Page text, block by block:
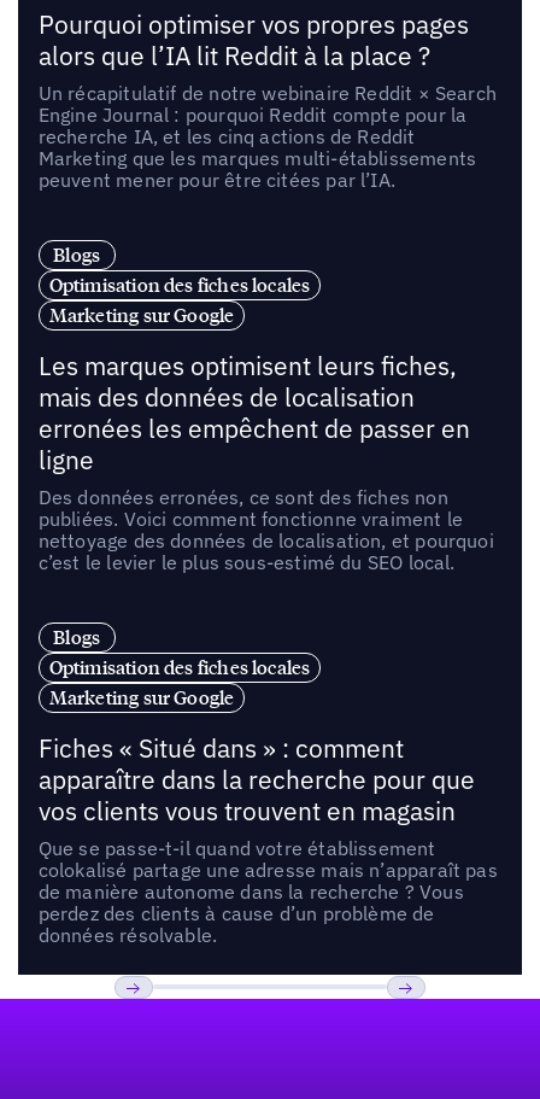
Pourquoi optimiser vos propres pages
alors que l’IA lit Reddit à la place ?
Un récapitulatif de notre webinaire Reddit × Search
Engine Journal : pourquoi Reddit compte pour la
recherche IA, et les cinq actions de Reddit
Marketing que les marques multi-établissements
peuvent mener pour être citées par l’IA.
Blogs
Optimisation des fiches locales
Marketing sur Google
Les marques optimisent leurs fiches,
mais des données de localisation
erronées les empêchent de passer en
ligne
Des données erronées, ce sont des fiches non
publiées. Voici comment fonctionne vraiment le
nettoyage des données de localisation, et pourquoi
c’est le levier le plus sous-estimé du SEO local.
Blogs
Optimisation des fiches locales
Marketing sur Google
Fiches « Situé dans » : comment
apparaître dans la recherche pour que
vos clients vous trouvent en magasin
Que se passe-t-il quand votre établissement
colokalisé partage une adresse mais n’apparaît pas
de manière autonome dans la recherche ? Vous
perdez des clients à cause d’un problème de
données résolvable.